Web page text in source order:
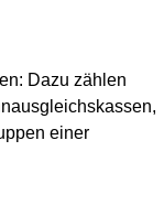
Dazu zählen
einer